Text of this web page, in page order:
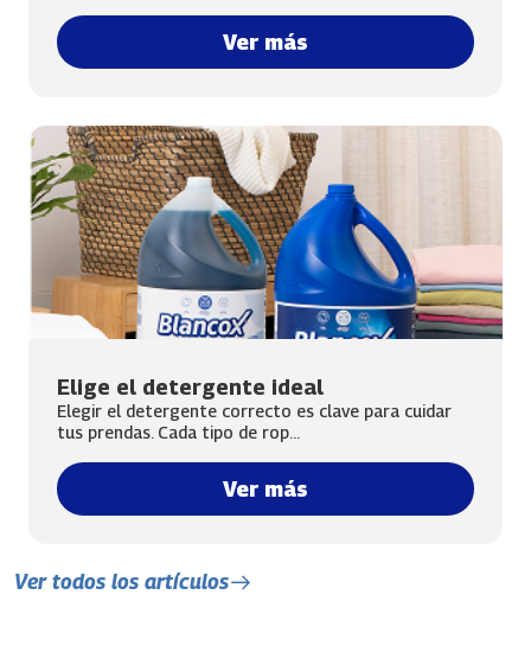
Ver más
Elige el detergente ideal
Elegir el detergente correcto es clave para cuidar
tus prendas. Cada tipo de rop...
Ver más
Ver todos los artículos